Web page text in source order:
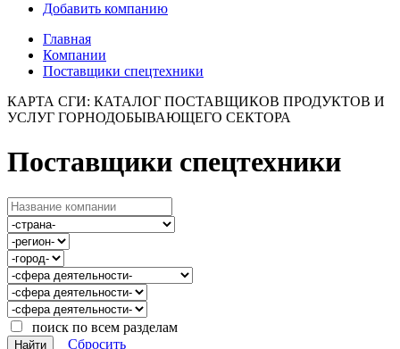
Добавить компанию
Главная
Компании
Поставщики спецтехники
КАРТА СГИ: КАТАЛОГ ПОСТАВЩИКОВ ПРОДУКТОВ И
УСЛУГ ГОРНОДОБЫВАЮЩЕГО СЕКТОРА
Поставщики спецтехники
поиск по всем разделам
Найти Сбросить